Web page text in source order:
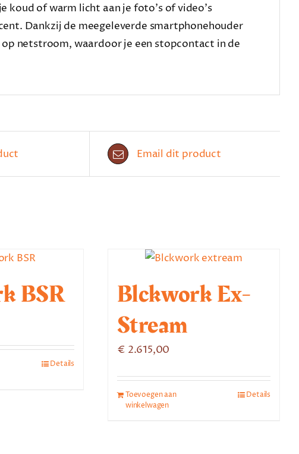
of warm licht aan je foto’s of video’s
Dankzij de meegeleverde smartphonehouder
netstroom, waardoor je een stopcontact in de
Email dit product
BSR
Details
Blckwork Ex-
Stream
€ 2.615,00
Toevoegen aan
winkelwagen
Details